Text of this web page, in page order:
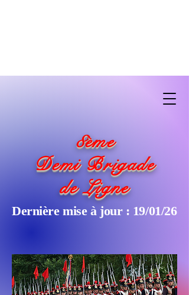
8ème
Demi Brigade
de Ligne
Dernière mise à jour : 19/01/26